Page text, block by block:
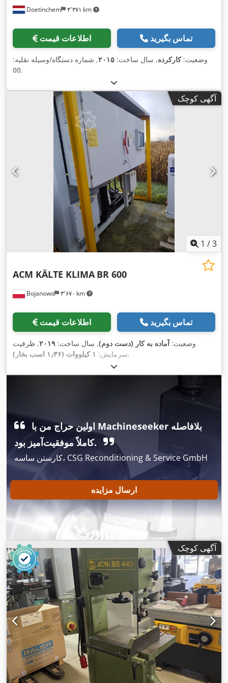
Doetinchem ۴٬۳۷۱ km
اطلاعات قیمت تماس بگیرید
وضعیت:کارکرده, سال ساخت: ۲۰۱۵, شماره دستگاه/وسیله نقلیه:
00,
آگهی کوچک
1 /3
Bojanowo ۳٬۶۷۰ km
ACM KÄLTE KLIMA BR 600
اطلاعات قیمت تماس بگیرید
وضعیت:آماده به کار (دست دوم), سال ساخت: ۲۰۱۹, ظرفیت
سرمایش: ۱ کیلووات (۱٫۳۶ اسب بخار) ,
کاملاً موفقیت‌آمیز بود.
کارستن ساسه، CSG Reconditioning & Service GmbH
ارسال مزایده
آگهی کوچک